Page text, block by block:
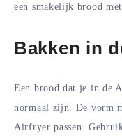
een smakelijk brood
Bakken in
Een brood dat je in de
normaal zijn. De vorm
Airfryer passen.